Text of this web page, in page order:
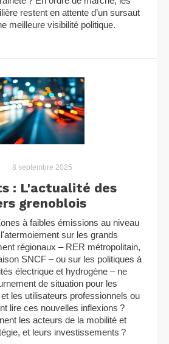
restent en attente d’un sursaut
meilleure visibilité politique.
8 septembre 2025
: L'actualité des
grenoblois
à faibles émissions au niveau
sur les grands
régionaux – RER métropolitain,
SNCF – ou sur les politiques à
électrique et hydrogène – ne
de situation pour les
les utilisateurs professionnels ou
lire ces nouvelles inflexions ?
les acteurs de la mobilité et
et leurs investissements ?